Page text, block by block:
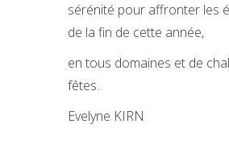
sérénité pour affronter les
de la fin de cette année,
en tous domaines et de
fêtes.
Evelyne KIRN